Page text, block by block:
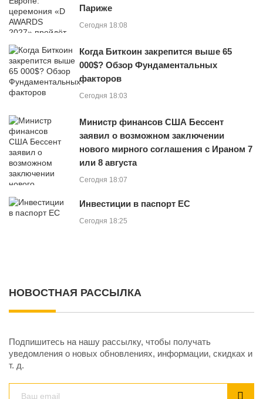
Париже
Сегодня 18:08
Когда Биткоин закрепится выше 65
000$? Обзор Фундаментальных
факторов
Сегодня 18:03
Министр финансов США Бессент
заявил о возможном заключении
нового мирного соглашения с Ираном 7
или 8 августа
Сегодня 18:07
Инвестиции в паспорт ЕС
Сегодня 18:25
НОВОСТНАЯ РАССЫЛКА
Подпишитесь на нашу рассылку, чтобы получать
уведомления о новых обновлениях, информации, скидках и
т. д.